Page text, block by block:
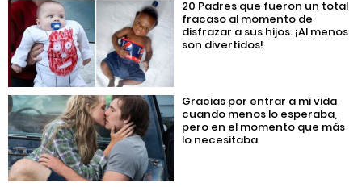
20 Padres que fueron un total
fracaso al momento de
disfrazar a sus hijos. ¡Al menos
son divertidos!
Gracias por entrar a mi vida
cuando menos lo esperaba,
pero en el momento que más
lo necesitaba